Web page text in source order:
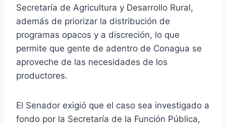
Secretaría de Agricultura y Desarrollo Rural,
además de priorizar la distribución de
programas opacos y a discreción, lo que
permite que gente de adentro de Conagua se
aproveche de las necesidades de los
productores.
El Senador exigió que el caso sea investigado a
fondo por la Secretaría de la Función Pública,